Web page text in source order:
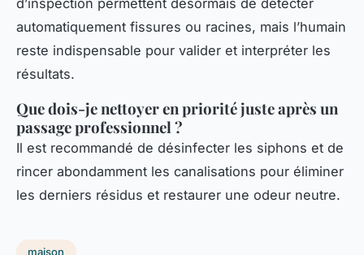
automatiquement fissures ou racines, mais l’humain
reste indispensable pour valider et interpréter les
résultats.
Que dois-je nettoyer en priorité juste après un
passage professionnel ?
Il est recommandé de désinfecter les siphons et de
rincer abondamment les canalisations pour éliminer
les derniers résidus et restaurer une odeur neutre.
maison